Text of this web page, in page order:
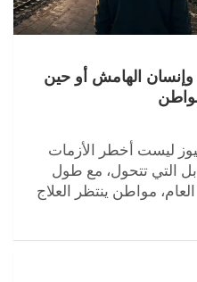
وإنسان الهامش أو حين
ليست أخطر الأزمات
التي تتحول، مع طول
مواطن ينتظر العلاج